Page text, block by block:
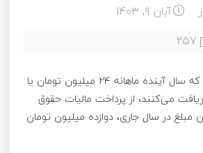
آبان ۹, ۱۴۰۳
257
بر این اساس، افرادی که سال آینده ماهانه ۲۴ میلیون تومان یا
می‌کنند، از پرداخت مالیات حقوق
مبلغ در سال جاری، دوازده میلیون تومان